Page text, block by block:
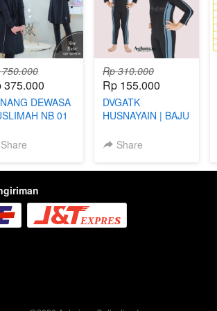
750.000
375.000
DEWASA
NB 01
Share
Rp 310.000
Rp 155.000
DVGATK
HUSNAYAIN | BAJU
LAKI-LAKI
Share